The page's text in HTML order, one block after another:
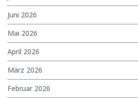
Juni 2026
Mai 2026
April 2026
März 2026
Februar 2026